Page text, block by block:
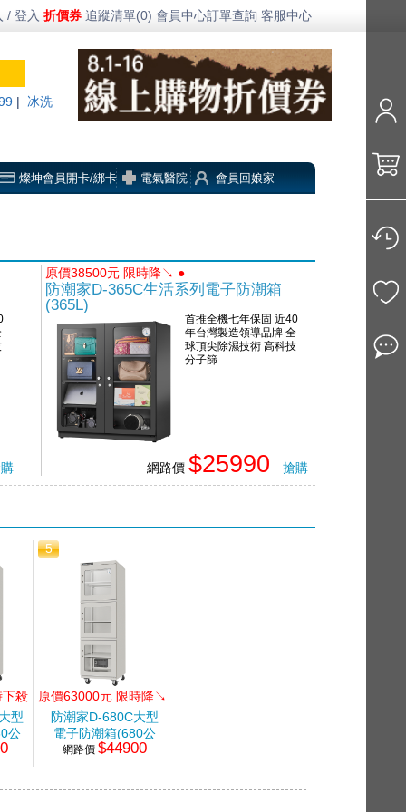
/ 登入 折價券 追蹤清單(0) 會員中心訂單查詢 客服中心
冰洗
燦坤會員開卡/綁卡 電氣醫院 會員回娘家
原價38500元 限時降↘ ●
防潮家D-365C生活系列電子防潮箱
(365L)
首推全機七年保固 近40
年台灣製造領導品牌 全
球頂尖除濕技術 高科技
分子篩
網路價 $25990 搶購
下殺
型
公
5
原價63000元 限時降↘
防潮家D-680C大型
電子防潮箱(680公
升)
網路價$44900